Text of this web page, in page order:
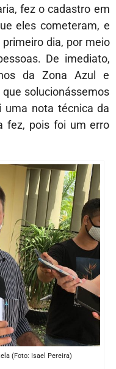
fez o cadastro em
eles cometeram, e
dia, por meio
De imediato,
da Zona Azul e
solucionássemos
uma nota técnica da
fez, pois foi um erro
(Foto: Isael Pereira)